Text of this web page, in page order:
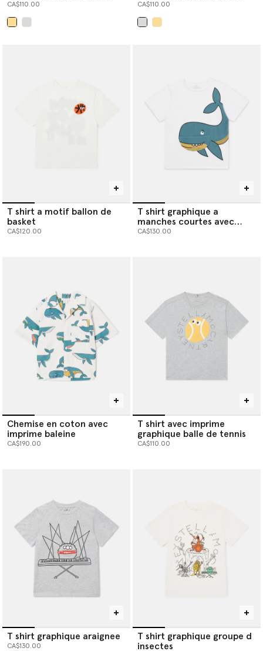
CA$110.00 CA$110.00
T shirt a motif ballon de
basket
CA$120.00
T shirt graphique a
manches courtes avec
baleine
CA$130.00
Chemise en coton avec
imprime baleine
CA$190.00
T shirt avec imprime
graphique balle de tennis
CA$110.00
T shirt graphique araignee
CA$130.00
T shirt graphique groupe d
insectes